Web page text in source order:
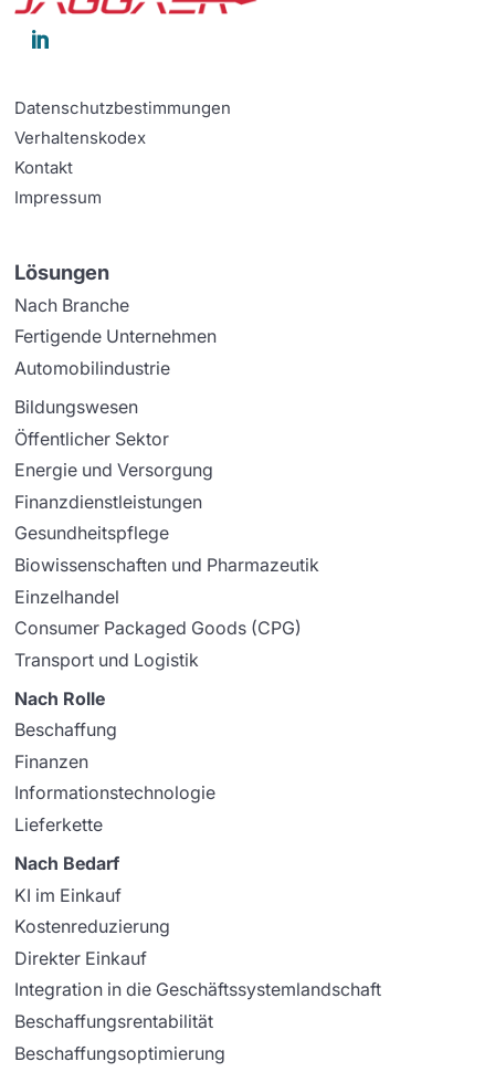

Datenschutzbestimmungen
Verhaltenskodex
Kontakt
Impressum
Lösungen
Nach Branche
Fertigende Unternehmen
Automobilindustrie
Bildungswesen
Öffentlicher Sektor
Energie und Versorgung
Finanzdienstleistungen
Gesundheitspflege
Biowissenschaften und Pharmazeutik
Einzelhandel
Consumer Packaged Goods (CPG)
Transport und Logistik
Nach Rolle
Beschaffung
Finanzen
Informationstechnologie
Lieferkette
Nach Bedarf
KI im Einkauf
Kostenreduzierung
Direkter Einkauf
Integration in die Geschäftssystemlandschaft
Beschaffungsrentabilität
Beschaffungsoptimierung